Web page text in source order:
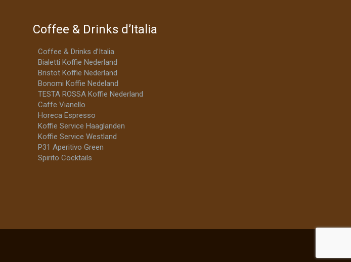
Coffee & Drinks d’Italia
Coffee & Drinks d’Italia
Bialetti Koffie Nederland
Bristot Koffie Nederland
Bonomi Koffie Nedeland
TESTA ROSSA Koffie Nederland
Caffe Vianello
Horeca Espresso
Koffie Service Haaglanden
Koffie Service Westland
P31 Aperitivo Green
Spirito Cocktails